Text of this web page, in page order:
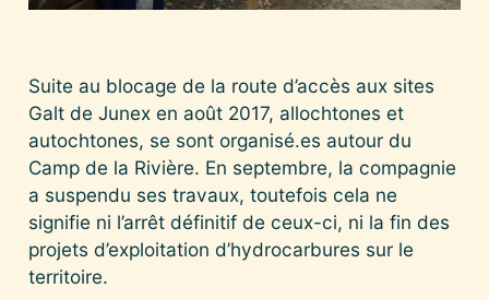
Suite au blocage de la route d’accès aux sites
Galt de Junex en août 2017, allochtones et
autochtones, se sont organisé.es autour du
Camp de la Rivière. En septembre, la compagnie
a suspendu ses travaux, toutefois cela ne
signifie ni l’arrêt définitif de ceux-ci, ni la fin des
projets d’exploitation d’hydrocarbures sur le
territoire.